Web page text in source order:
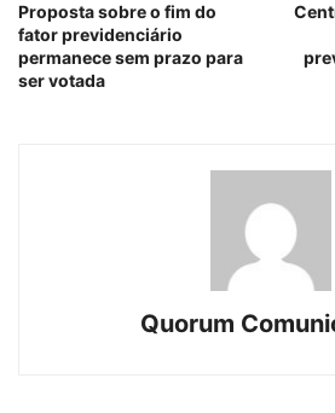
Proposta sobre o fim do
fator previdenciário
permanece sem prazo para
ser votada
Quorum